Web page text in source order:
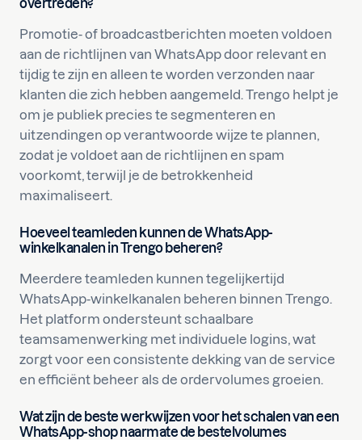
overtreden?
Promotie- of broadcastberichten moeten voldoen
aan de richtlijnen van WhatsApp door relevant en
tijdig te zijn en alleen te worden verzonden naar
klanten die zich hebben aangemeld. Trengo helpt je
om je publiek precies te segmenteren en
uitzendingen op verantwoorde wijze te plannen,
zodat je voldoet aan de richtlijnen en spam
voorkomt, terwijl je de betrokkenheid
maximaliseert.
Hoeveel teamleden kunnen de WhatsApp-
winkelkanalen in Trengo beheren?
Meerdere teamleden kunnen tegelijkertijd
WhatsApp-winkelkanalen beheren binnen Trengo.
Het platform ondersteunt schaalbare
teamsamenwerking met individuele logins, wat
zorgt voor een consistente dekking van de service
en efficiënt beheer als de ordervolumes groeien.
Wat zijn de beste werkwijzen voor het schalen van een
WhatsApp-shop naarmate de bestelvolumes